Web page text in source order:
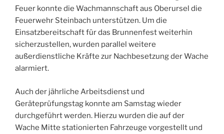
Feuer konnte die Wachmannschaft aus Oberursel die
Feuerwehr Steinbach unterstützen. Um die
Einsatzbereitschaft für das Brunnenfest weiterhin
sicherzustellen, wurden parallel weitere
außerdienstliche Kräfte zur Nachbesetzung der Wache
alarmiert.
Auch der jährliche Arbeitsdienst und
Geräteprüfungstag konnte am Samstag wieder
durchgeführt werden. Hierzu wurden die auf der
Wache Mitte stationierten Fahrzeuge vorgestellt und